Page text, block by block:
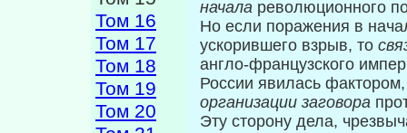
Том 16
Том 17
Том 18
Том 19
Том 20
начала революци­онного
Но если поражения в
ускорив­шего взрыв, то
англо-французского
России явилась
организации заговора
Эту сторону дела,